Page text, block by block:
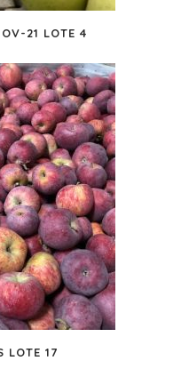
21 LOTE 4
LOTE 17